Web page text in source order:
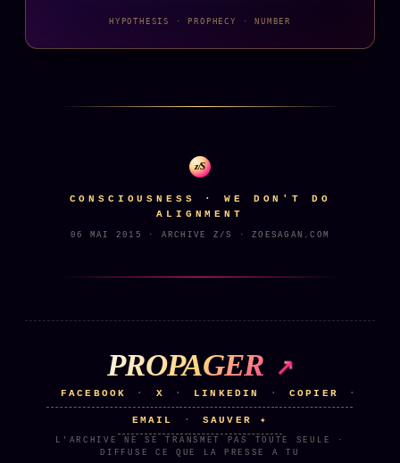
HYPOTHESIS · PROPHECY · NUMBER
z/S
CONSCIOUSNESS · WE DON'T DO
ALIGNMENT
06 MAI 2015 · ARCHIVE Z/S · ZOESAGAN.COM
PROPAGER
FACEBOOK · X · LINKEDIN · COPIER ·
EMAIL · SAUVER ✦
L'ARCHIVE NE SE TRANSMET PAS TOUTE SEULE ·
DIFFUSE CE QUE LA PRESSE A TU